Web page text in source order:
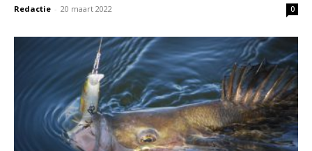
Redactie - 20 maart 2022 0